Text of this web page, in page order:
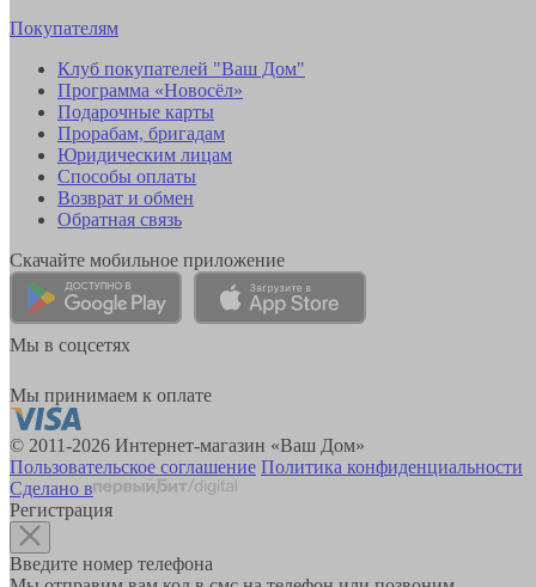
Покупателям
Клуб покупателей "Ваш Дом"
Программа «Новосёл»
Подарочные карты
Прорабам, бригадам
Юридическим лицам
Способы оплаты
Возврат и обмен
Обратная связь
Скачайте мобильное приложение
Мы в соцсетях
Мы принимаем к оплате
© 2011-2026 Интернет-магазин «Ваш Дом»
Пользовательское соглашение Политика конфиденциальности
Сделано в
Регистрация
Введите номер телефона